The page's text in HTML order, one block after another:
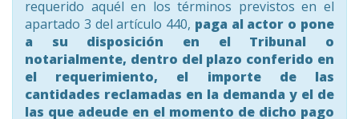
requerido aquél en los términos previstos en el
apartado 3 del artículo 440, paga al actor o pone
a su disposición en el Tribunal o
notarialmente, dentro del plazo conferido en
el requerimiento, el importe de las
cantidades reclamadas en la demanda y el de
las que adeude en el momento de dicho pago